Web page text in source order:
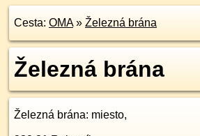
Cesta: OMA» Železná brána
Železná brána
Železná brána: miesto,